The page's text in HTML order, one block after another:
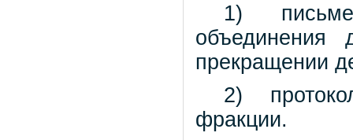
1)
объединения
прекращении
2)
фракции.